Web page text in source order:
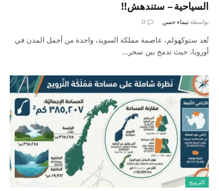
السياحية – ستندهش!!
بواسطة تيماء حسن 0
تُعد ستوكهولم، عاصمة مملكة السويد، واحدة من أجمل المدن في
أوروبا، حيث تدمج بين سحر…
النرويج